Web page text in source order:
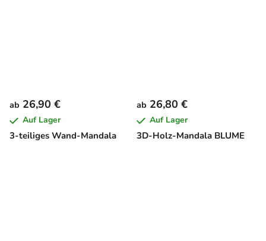
3-teiliges Wand-Mandala
ab 26,90 €
Auf Lager
3D-Holz-Mandala BLUME
ab 26,80 €
Auf Lager